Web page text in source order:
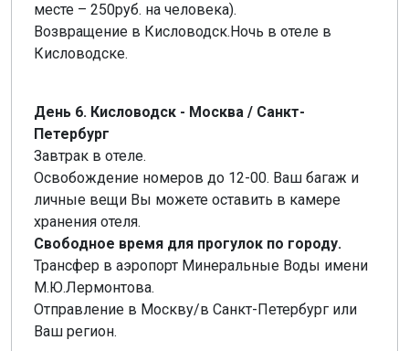
месте – 250руб. на человека).
Возвращение в Кисловодск.Ночь в отеле в
Кисловодске.
День 6. Кисловодск - Москва / Санкт-
Петербург
Завтрак в отеле.
Освобождение номеров до 12-00. Ваш багаж и
личные вещи Вы можете оставить в камере
хранения отеля.
Свободное время для прогулок по городу.
Трансфер в аэропорт Минеральные Воды имени
М.Ю.Лермонтова.
Отправление в Москву/в Санкт-Петербург или
Ваш регион.